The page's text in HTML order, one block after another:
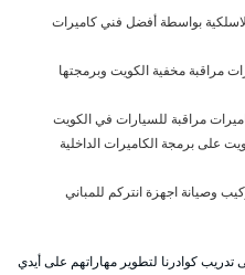
بواسطة أفضل فني كاميرات
مراقبة مخفية الكويت وبرمجتها
مراقبة للسيارات في الكويت
على برمجة الكاميرات الداخلية
وصيانة اجهزة انتركم للمباني
كوادرنا لتطوير مهاراتهم على أيدي